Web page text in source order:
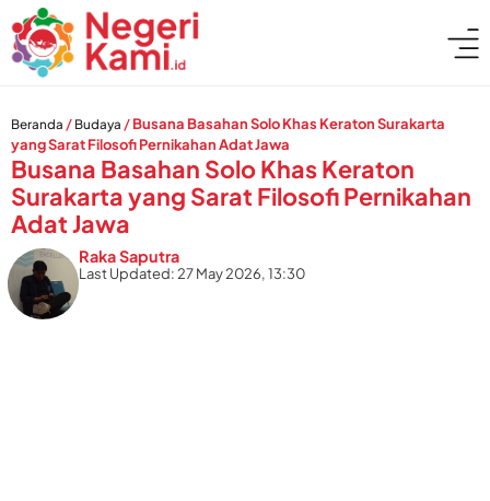
Beranda / Budaya /Busana Basahan Solo Khas Keraton Surakarta
yang Sarat Filosofi Pernikahan Adat Jawa
Busana Basahan Solo Khas Keraton
Surakarta yang Sarat Filosofi Pernikahan
Adat Jawa
Raka Saputra
Last Updated: 27 May 2026, 13:30